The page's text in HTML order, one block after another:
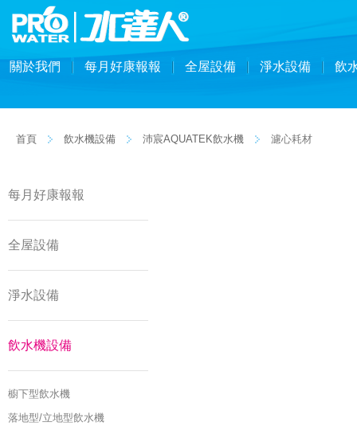
關於我們 每月好康報報 全屋設備 淨水設備 飲
首頁 飲水機設備 沛宸AQUATEK飲水機 濾心耗材
每月好康報報
全屋設備
淨水設備
飲水機設備
櫥下型飲水機
落地型/立地型飲水機